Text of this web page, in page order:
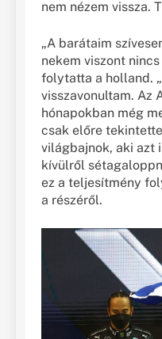
nem nézem vissza.
„A barátaim
nekem viszont
folytatta a holland.
visszavonultam. Az
hónapokban még
csak előre
világbajnok, aki azt
kívülről
ez a teljesítmény
a részéről.